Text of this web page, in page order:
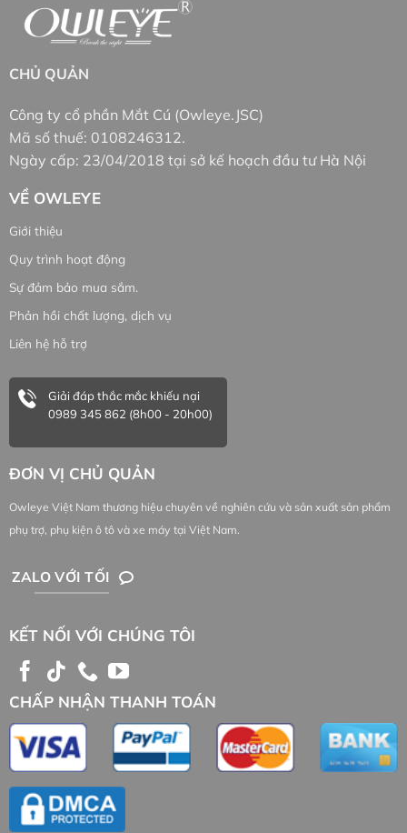
den-led-o-to-owleye-a470-s2-xhp70-H11
CHỦ QUẢN
Công ty cổ phần Mắt Cú (Owleye.JSC)
Mã số thuế: 0108246312.
Ngày cấp: 23/04/2018 tại sở kế hoạch đầu tư Hà Nội
VỀ OWLEYE
Giới thiệu
Quy trình hoạt động
Sự đảm bảo mua sắm.
Phản hồi chất lượng, dịch vụ
Liên hệ hỗ trợ
Giải đáp thắc mắc khiếu nại
0989 345 862 (8h00 - 20h00)
ĐƠN VỊ CHỦ QUẢN
Owleye Việt Nam thương hiệu chuyên về nghiên cứu và sản xuất sản phẩm
phụ trợ, phụ kiện ô tô và xe máy tại Việt Nam.
ZALO VỚI TỐI
KẾT NỐI VỚI CHÚNG TÔI
CHẤP NHẬN THANH TOÁN